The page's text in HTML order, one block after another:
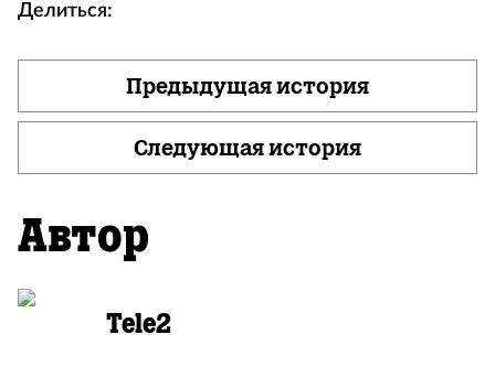
Делиться:
Предыдущая история
Следующая история
Автор
Tele2